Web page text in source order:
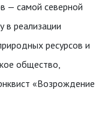
— самой северной
в реализации
ресурсов и
общество,
«Возрождение